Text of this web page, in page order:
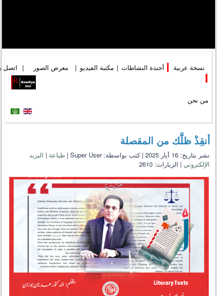
اتصل | معرض الصور | مكتبة الفيديو | أجندة النشاطات نسخة عربية
I
من نحن
أنقِذْ ظلَّك من المقصلة
نشر بتاريخ: 16 أيار 2025 |كتب بواسطة: Super User |طباعة| البريد
الإلكتروني| الزيارات: 2610